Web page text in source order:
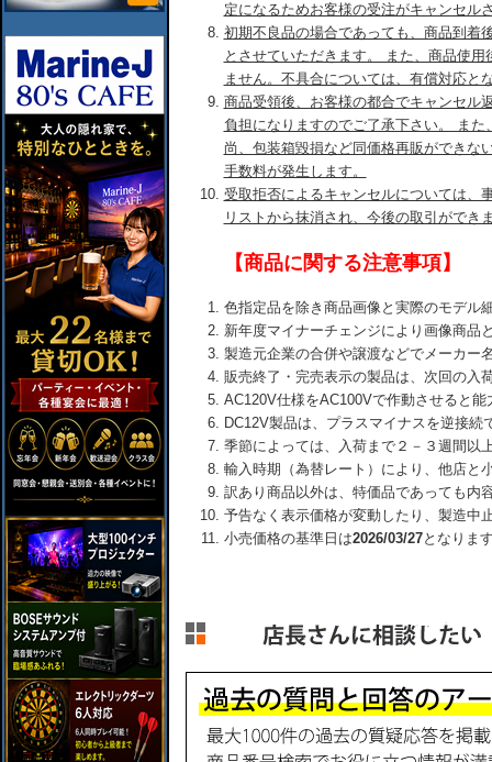
定になるためお客様の受注がキャンセル
初期不良品の場合であっても、商品到着
とさせていただきます。 また、商品使
ません。不具合については、有償対応と
商品受領後、お客様の都合でキャンセル
負担になりますのでご了承下さい。 ま
尚、包装箱毀損など同価格再販ができな
手数料が発生します。
受取拒否によるキャンセルについては、
リストから抹消され、今後の取引ができ
【商品に関する注意事項】
色指定品を除き商品画像と実際のモデル
新年度マイナーチェンジにより画像商品
製造元企業の合併や譲渡などでメーカー
販売終了・完売表示の製品は、次回の入
AC120V仕様をAC100Vで作動させると
DC12V製品は、プラスマイナスを逆接
季節によっては、入荷まで２－３週間以
輸入時期（為替レート）により、他店と
訳あり商品以外は、特価品であっても内
予告なく表示価格が変動したり、製造中
小売価格の基準日は2026/03/27となりま